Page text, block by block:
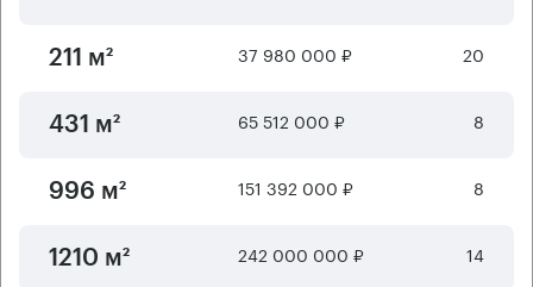
211 м² 37 980 000 ₽ 20
431 м² 65 512 000 ₽ 8
996 м² 151 392 000 ₽ 8
1210 м² 242 000 000 ₽ 14